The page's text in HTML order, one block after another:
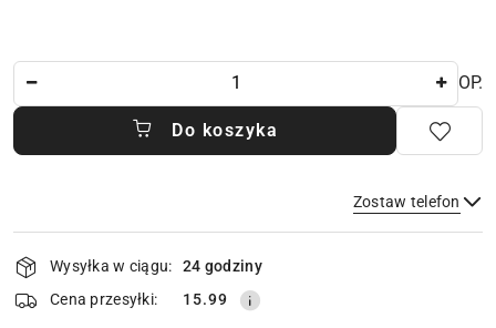
OP.
Do koszyka
Zostaw telefon
Wyślij
Dostępność
i
dostawa
Wysyłka w ciągu:
24 godziny
Cena przesyłki:
15.99